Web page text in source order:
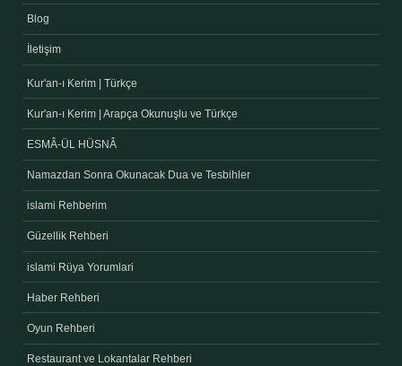
Blog
İletişim
Kur'an-ı Kerim | Türkçe
Kur'an-ı Kerim | Arapça Okunuşlu ve Türkçe
ESMÂ-ÜL HÜSNÂ
Namazdan Sonra Okunacak Dua ve Tesbihler
islami Rehberim
Güzellik Rehberi
islami Rüya Yorumlari
Haber Rehberi
Oyun Rehberi
Restaurant ve Lokantalar Rehberi